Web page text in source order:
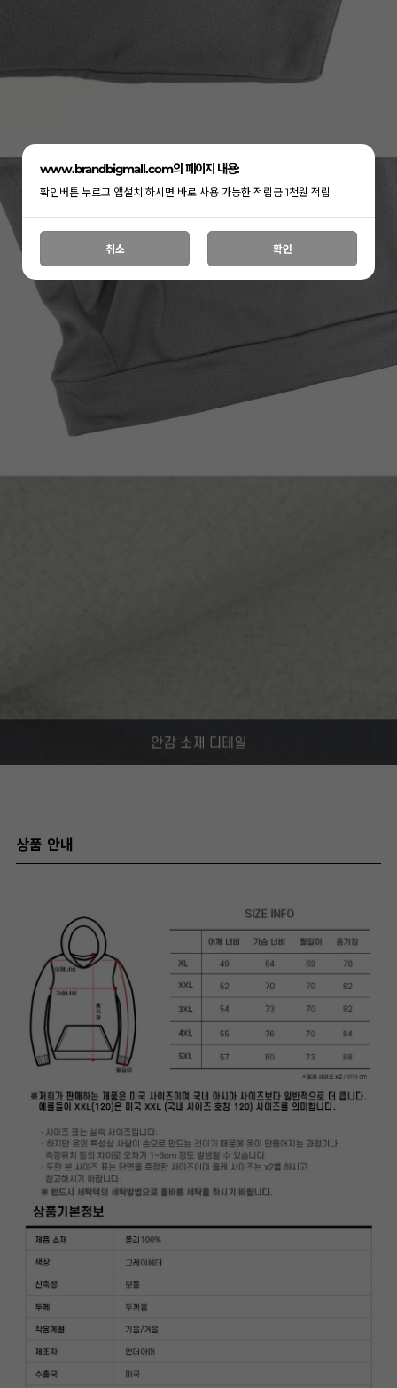
상품 안내
www.brandbigmall.com의 페이지 내용:
확인버튼 누르고 앱설치 하시면 바로 사용 가능한 적립금 1천원 적립
취소 확인